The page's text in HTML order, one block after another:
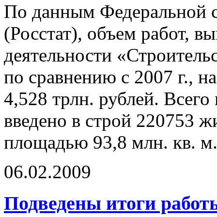
По данным Федеральной
(Росстат), объем работ,
деятельности
по сравнению с 2007 г.,
4,528 трлн. рублей.
введено в строй 220753
площадью 93,8 млн. кв. м.
06.02.2009
Подведены итоги